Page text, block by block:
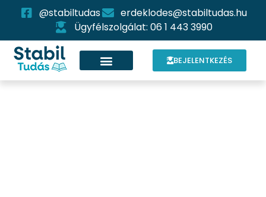
@stabiltudas
erdeklodes@stabiltudas.hu
Ügyfélszolgálat: 06 1 443 3990
BEJELENTKEZÉS